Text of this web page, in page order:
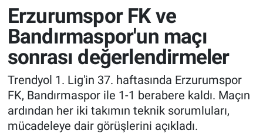
Erzurumspor FK ve
Bandırmaspor'un maçı
sonrası değerlendirmeler
Trendyol 1. Lig'in 37. haftasında Erzurumspor
FK, Bandırmaspor ile 1-1 berabere kaldı. Maçın
ardından her iki takımın teknik sorumluları,
mücadeleye dair görüşlerini açıkladı.